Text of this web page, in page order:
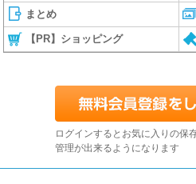
まとめ
【PR】ショッピング
ログインするとお気に入りの保
管理が出来るようになります